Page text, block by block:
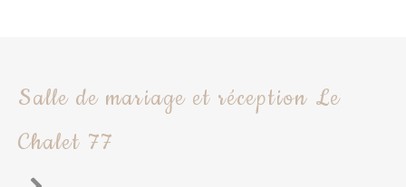
Salle de mariage et réception Le
Chalet 77